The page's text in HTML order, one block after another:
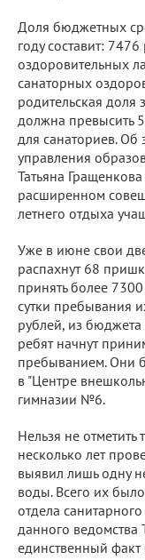
Доля бюджетных
году составит:
оздоровительных
санаторных
родительская доля
должна превысить
для санаториев.
управления
Татьяна
расширенном
летнего отдыха
Уже в июне свои
распахнут 68
принять более
сутки пребывания
рублей, из бюджета
ребят начнут
пребыванием. Они
в "Центре
гимназии №6.
Нельзя не отметить
несколько лет
выявил лишь одну
воды. Всего их
отдела
данного
единственный